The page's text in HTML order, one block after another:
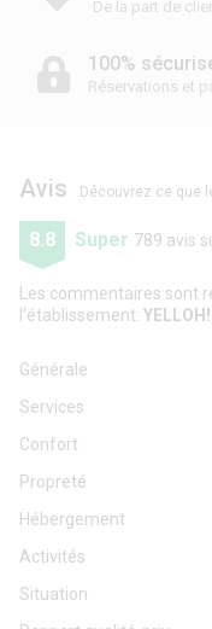
De la part de
100%
Réservations et
Avis Découvrez ce que
8.8 Super 789 avis
Les commentaires sont
l'établissement:
Générale
Services
Confort
Propreté
Hébergement
Activités
Situation